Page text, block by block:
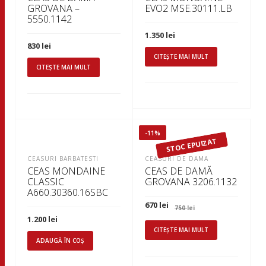
GROVANA –
5550.1142
830 lei
CITEȘTE MAI MULT
EVO2 MSE.30111.LB
1.350 lei
CITEȘTE MAI MULT
CEASURI BARBATESTI
CEAS MONDAINE
CLASSIC
A660.30360.16SBC
1.200 lei
ADAUGĂ ÎN COȘ
-11%
STOC EPUIZAT
CEASURI DE DAMA
CEAS DE DAMĂ
GROVANA 3206.1132
750leiPrețul
inițial
a
fost:
750 lei.
670 lei Prețul
curent
este:
670 lei.
CITEȘTE MAI MULT